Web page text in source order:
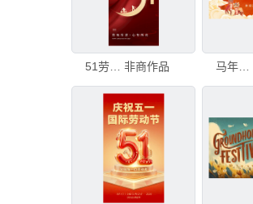
51劳动节庆祝海报 非商作品 马年大造节庆海报